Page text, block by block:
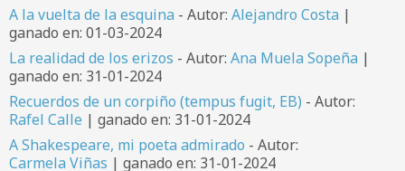
A la vuelta de la esquina - Autor: Alejandro Costa |
ganado en: 01-03-2024
La realidad de los erizos - Autor: Ana Muela Sopeña |
ganado en: 31-01-2024
Recuerdos de un corpiño (tempus fugit, EB) - Autor:
Rafel Calle | ganado en: 31-01-2024
A Shakespeare, mi poeta admirado - Autor:
Carmela Viñas | ganado en: 31-01-2024